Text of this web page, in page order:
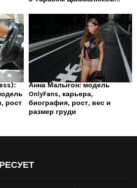
рост
Анна Малыгон: модель
OnlyFans, карьера,
биография, рост, вес и
размер груди